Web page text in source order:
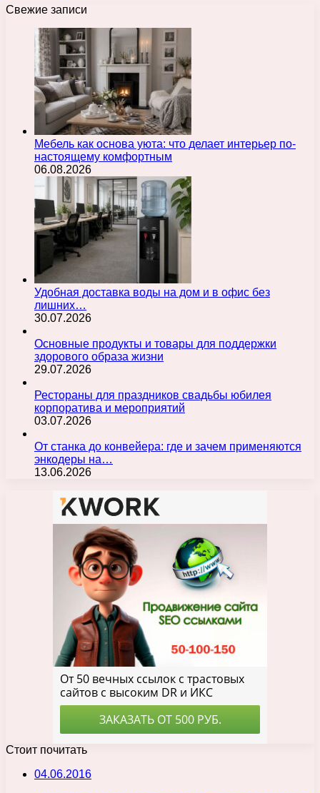
Свежие записи
Мебель как основа уюта: что делает интерьер по-
настоящему комфортным
06.08.2026
Удобная доставка воды на дом и в офис без
лишних…
30.07.2026
Основные продукты и товары для поддержки
здорового образа жизни
29.07.2026
Рестораны для праздников свадьбы юбилея
корпоратива и мероприятий
03.07.2026
От станка до конвейера: где и зачем применяются
энкодеры на…
13.06.2026
Стоит почитать
04.06.2016